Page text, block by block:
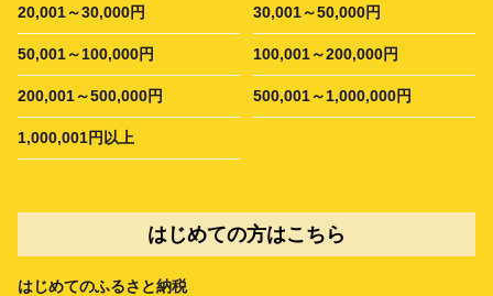
20,001～30,000円 30,001～50,000円
50,001～100,000円 100,001～200,000円
200,001～500,000円 500,001～1,000,000円
1,000,001円以上
はじめての方はこちら
はじめてのふるさと納税